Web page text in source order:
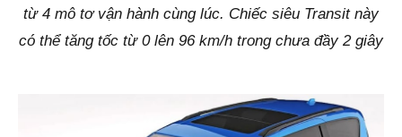
từ 4 mô tơ vận hành cùng lúc. Chiếc siêu Transit này
có thể tăng tốc từ 0 lên 96 km/h trong chưa đầy 2 giây